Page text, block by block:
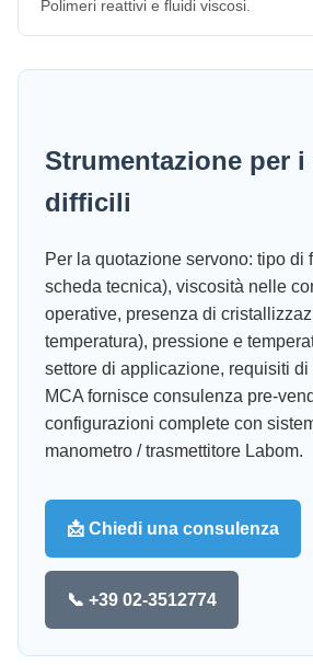
Polimeri reattivi e fluidi viscosi.
Strumentazione per
difficili
Per la quotazione servono: tipo di
scheda tecnica), viscosità nelle
operative, presenza di
temperatura), pressione e
settore di applicazione, requisiti di
MCA fornisce consulenza pre-
configurazioni complete con
manometro / trasmettitore Labom.
📩 Chiedi una consulenza
📞 +39 02-3512774